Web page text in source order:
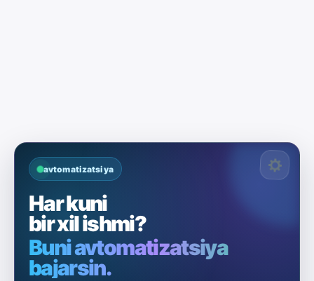
avtomatizatsiya
Har kuni
bir xil ishmi?
Buni avtomatizatsiya
bajarsin.